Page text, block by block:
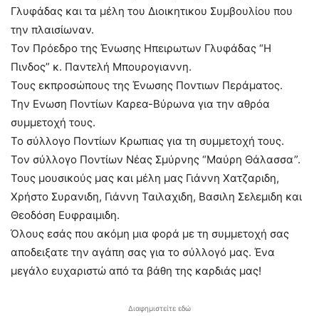
Γλυφάδας και τα μέλη του Διοικητικου Συμβουλίου που
την πλαισίωναν.
Τον Πρόεδρο της Ένωσης Ηπειρωτων Γλυφάδας “Η
Πινδος” κ. Παντελή Μπουρογιαννη.
Τους εκπροσώπους της Ένωσης Ποντιων Περάματος.
Την Ενωση Ποντίων Καρεα-Βύρωνα για την αθρόα
συμμετοχή τους.
Το σύλλογο Ποντίων Κρωπιας για τη συμμετοχή τους.
Τον σύλλογο Ποντίων Νέας Σμύρνης “Μαύρη Θάλασσα”.
Τους μουσικούς μας και μέλη μας Γιάννη Χατζαριδη,
Χρήστο Συρανιδη, Γιάννη Ταιλαχιδη, Βασιλη Σελεμιδη και
Θεοδόση Ευφραιμιδη.
Όλους εσάς που ακόμη μια φορά με τη συμμετοχή σας
αποδειξατε την αγάπη σας για το σύλλογό μας. Ένα
μεγάλο ευχαριστώ από τα βάθη της καρδιάς μας!
Διαφημιστείτε εδώ